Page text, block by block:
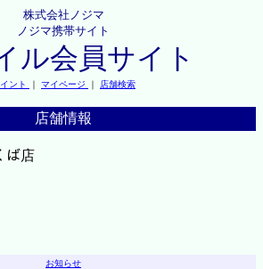
株式会社ノジマ
ノジマ携帯サイト
ル会員サイト
ント ｜ マイページ ｜ 店舗検索
店舗情報
ば店
お知らせ